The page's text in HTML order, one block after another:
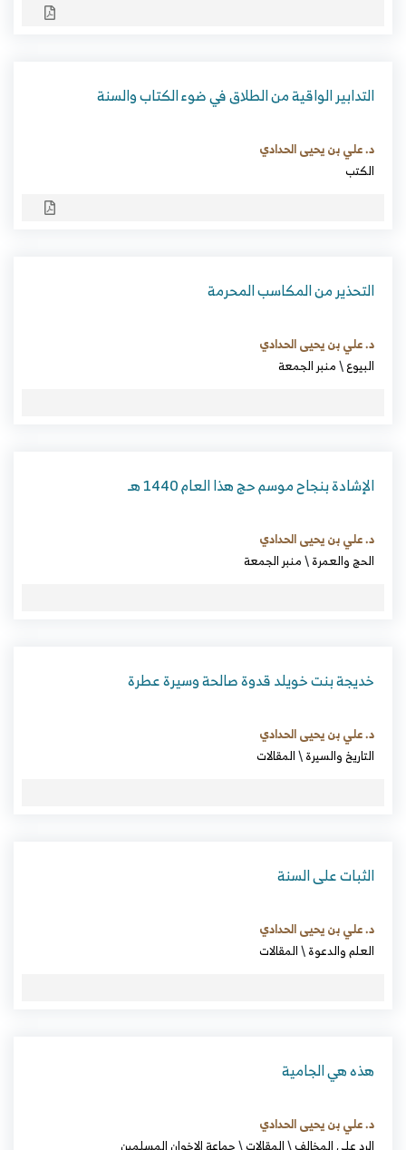
التدابير الواقية من الطلاق في ضوء الكتاب والسنة
د. علي بن يحيى الحدادي
الكتب
التحذير من المكاسب المحرمة
د. علي بن يحيى الحدادي
البيوع\منبر الجمعة
الإشادة بنجاح موسم حج هذا العام 1440 هـ
د. علي بن يحيى الحدادي
الحج والعمرة\منبر الجمعة
خديجة بنت خويلد قدوة صالحة وسيرة عطرة
د. علي بن يحيى الحدادي
التاريخ والسيرة\المقالات
الثبات على السنة
د. علي بن يحيى الحدادي
العلم والدعوة\المقالات
هذه هي الجامية
د. علي بن يحيى الحدادي
الرد على المخالف\المقالات\جماعة الإخوان المسلمين